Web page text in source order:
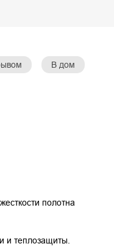
В дом
полотна
и теплозащиты.